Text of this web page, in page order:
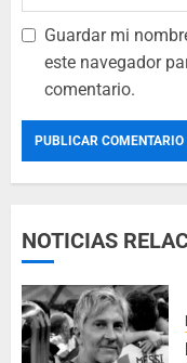
Guardar mi
este navegador
comentario.
NOTICIAS